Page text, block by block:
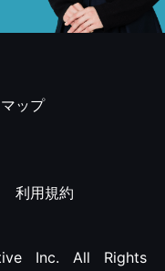
ップ
利用規約
Inc. All Rights